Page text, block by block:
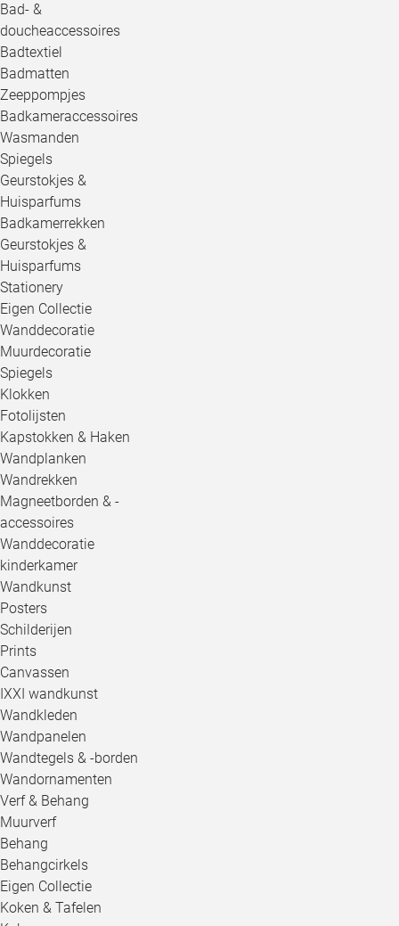
Bad- &
doucheaccessoires
Badtextiel
Badmatten
Zeeppompjes
Badkameraccessoires
Wasmanden
Spiegels
Geurstokjes &
Huisparfums
Badkamerrekken
Geurstokjes &
Huisparfums
Stationery
Eigen Collectie
Wanddecoratie
Muurdecoratie
Spiegels
Klokken
Fotolijsten
Kapstokken & Haken
Wandplanken
Wandrekken
Magneetborden & -
accessoires
Wanddecoratie
kinderkamer
Wandkunst
Posters
Schilderijen
Prints
Canvassen
IXXI wandkunst
Wandkleden
Wandpanelen
Wandtegels & -borden
Wandornamenten
Verf & Behang
Muurverf
Behang
Behangcirkels
Eigen Collectie
Koken & Tafelen